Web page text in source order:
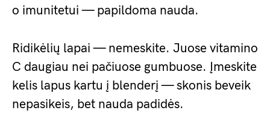
o imunitetui — papildoma nauda.
Ridikėlių lapai — nemeskite. Juose vitamino
C daugiau nei pačiuose gumbuose. Įmeskite
kelis lapus kartu į blenderį — skonis beveik
nepasikeis, bet nauda padidės.